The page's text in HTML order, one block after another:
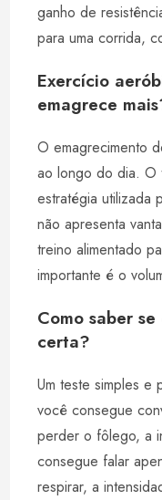
ganho de
para uma corrida,
Exercício
emagrece
O emagrecimento
ao longo do dia. O
estratégia utilizada
não apresenta
treino alimentado
importante é o
Como saber
certa?
Um teste simples e
você consegue
perder o fôlego, a
consegue falar
respirar, a